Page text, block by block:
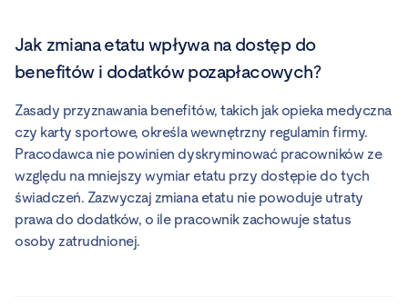
Jak zmiana etatu wpływa na dostęp do
benefitów i dodatków pozapłacowych?
Zasady przyznawania benefitów, takich jak opieka medyczna
czy karty sportowe, określa wewnętrzny regulamin firmy.
Pracodawca nie powinien dyskryminować pracowników ze
względu na mniejszy wymiar etatu przy dostępie do tych
świadczeń. Zazwyczaj zmiana etatu nie powoduje utraty
prawa do dodatków, o ile pracownik zachowuje status
osoby zatrudnionej.